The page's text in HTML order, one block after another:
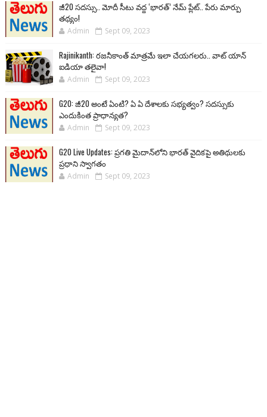
జీ20 సదస్సు.. మోదీ సీటు వద్ద ‘భారత్’ నేమ్ ప్లేట్‌.. పేరు మార్పు
తథ్యం!
Admin Sept 09, 2023
Rajinikanth: రజనీకాంత్ మాత్రమే ఇలా చేయగలరు.. వాట్ యాన్
ఐడియా తలైవా!
Admin Sept 09, 2023
G20: జీ20 అంటే ఏంటి? ఏ ఏ దేశాలకు సభ్యత్వం? సదస్సుకు
ఎందుకింత ప్రాధాన్యత?
Admin Sept 09, 2023
G20 Live Updates: ప్రగతి మైదాన్‌లోని భారత్ వైదికపై అతిథులకు
ప్రధాని స్వాగతం
Admin Sept 09, 2023